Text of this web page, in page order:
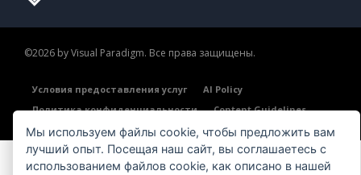
©2026 by Visual Paradigm. Все права защищены.
Условия предоставления услуг
AI Policy
Политика конфиденциальности
Content Guidelines
Обзор системы безопасности
Мы используем файлы cookie, чтобы предложить вам
лучший опыт. Посещая наш сайт, вы соглашаетесь с
использованием файлов cookie, как описано в нашей